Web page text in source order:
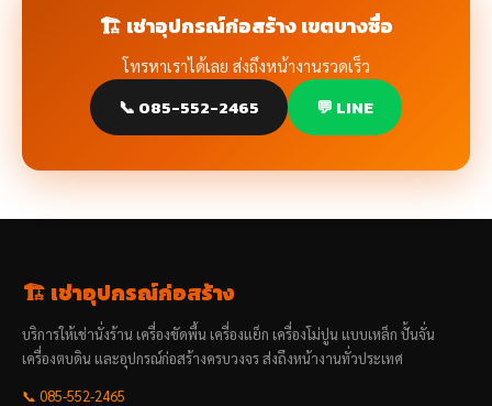
🏗️ เช่าอุปกรณ์ก่อสร้าง เขตบางซื่อ
โทรหาเราได้เลย ส่งถึงหน้างานรวดเร็ว
📞 085-552-2465 💬 LINE
🏗️ เช่าอุปกรณ์ก่อสร้าง
บริการให้เช่านั่งร้าน เครื่องขัดพื้น เครื่องแย็ก เครื่องโม่ปูน แบบเหล็ก ปั้นจั่น
เครื่องตบดิน และอุปกรณ์ก่อสร้างครบวงจร ส่งถึงหน้างานทั่วประเทศ
📞 085-552-2465